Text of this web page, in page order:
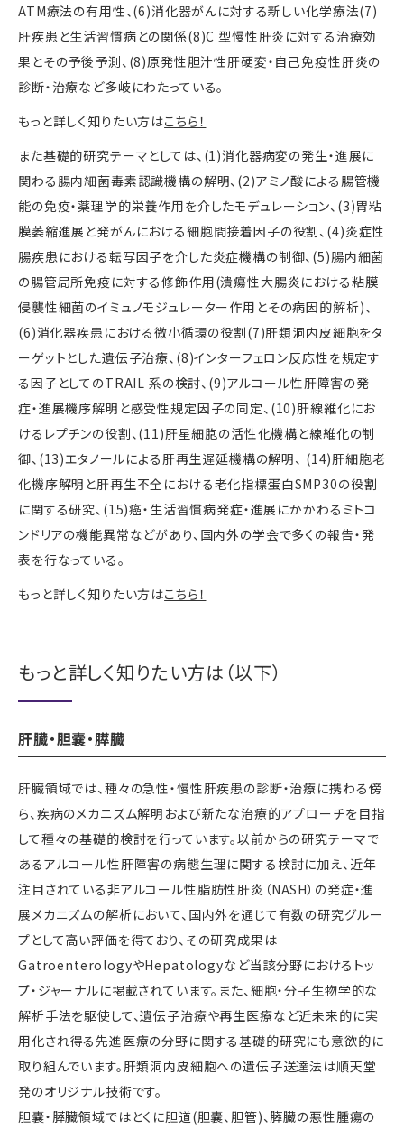
ATM療法の有用性、(6)消化器がんに対する新しい化学療法(7)
肝疾患と生活習慣病との関係(8)C 型慢性肝炎に対する治療効
果とその予後予測、(8)原発性胆汁性肝硬変・自己免疫性肝炎の
診断・治療など多岐にわたっている。
もっと詳しく知りたい方はこちら！
また基礎的研究テーマとしては、(1)消化器病変の発生・進展に
関わる腸内細菌毒素認識機構の解明、(2)アミノ酸による腸管機
能の免疫・薬理学的栄養作用を介したモデュレーション、(3)胃粘
膜萎縮進展と発がんにおける細胞間接着因子の役割、(4)炎症性
腸疾患における転写因子を介した炎症機構の制御、(5)腸内細菌
の腸管局所免疫に対する修飾作用(潰瘍性大腸炎における粘膜
侵襲性細菌のイミュノモジュレーター作用とその病因的解析)、
(6)消化器疾患における微小循環の役割(7)肝類洞内皮細胞をタ
ーゲットとした遺伝子治療、(8)インターフェロン反応性を規定す
る因子としてのTRAIL 系の検討、(9)アルコール性肝障害の発
症・進展機序解明と感受性規定因子の同定、(10)肝線維化にお
けるレプチンの役割、(11)肝星細胞の活性化機構と線維化の制
御、(13)エタノールによる肝再生遅延機構の解明、 (14)肝細胞老
化機序解明と肝再生不全における老化指標蛋白SMP30の役割
に関する研究、(15)癌・生活習慣病発症・進展にかかわるミトコ
ンドリアの機能異常などがあり、国内外の学会で多くの報告・発
表を行なっている。
もっと詳しく知りたい方はこちら！
もっと詳しく知りたい方は（以下）
肝臓・胆嚢・膵臓
肝臓領域では、種々の急性・慢性肝疾患の診断・治療に携わる傍
ら、疾病のメカニズム解明および新たな治療的アプローチを目指
して種々の基礎的検討を行っています。以前からの研究テーマで
あるアルコール性肝障害の病態生理に関する検討に加え、近年
注目されている非アルコール性脂肪性肝炎（NASH）の発症・進
展メカニズムの解析において、国内外を通じて有数の研究グルー
プとして高い評価を得ており、その研究成果は
GatroenterologyやHepatologyなど当該分野におけるトッ
プ・ジャーナルに掲載されています。また、細胞・分子生物学的な
解析手法を駆使して、遺伝子治療や再生医療など近未来的に実
用化され得る先進医療の分野に関する基礎的研究にも意欲的に
取り組んでいます。肝類洞内皮細胞への遺伝子送達法は順天堂
発のオリジナル技術です。
胆嚢・膵臓領域ではとくに胆道(胆嚢、胆管)、膵臓の悪性腫瘍の